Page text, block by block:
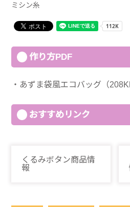
ミシン糸
作り方PDF
あずま袋風エコバッグ（
おすすめリンク
くるみボタン商品情
報